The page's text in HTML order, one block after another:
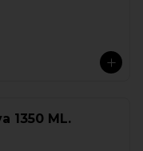
1350 ML.